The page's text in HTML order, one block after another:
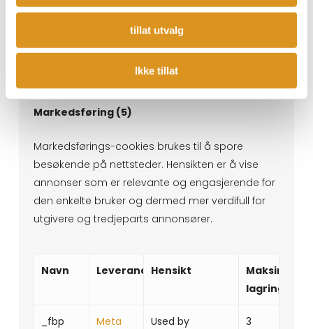
tillat utvalg
Ikke tillat
arams
Markedsføring (5)
Markedsførings-cookies brukes til å spore
besøkende på nettsteder. Hensikten er å vise
annonser som er relevante og engasjerende for
den enkelte bruker og dermed mer verdifull for
utgivere og tredjeparts annonsører.
Navn LeverandørHensikt
Maksimal
_fbp
Meta
Used by
3